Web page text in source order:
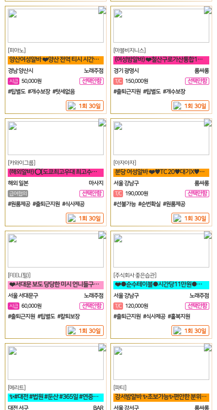
[피아노]
양산여성알바 ❤️양산 전역 티시 시간당 5만원 30세 ~ 50세❤️
경남 양산시
노래주점
시급 50,000원
선택안함
#팁별도 #개수보장 #텃세없음
1회 30일
[마블비지니스]
(여성밤알바) ❤️철산구로가산통합1등❤️신규여성모집❤️
경기 광명시
룸싸롱
T/C 150,000원
선택안함
#출퇴근지원 #팁별도 #개수보장
1회 30일
[카와이그룹]
(해외알바) ⭕[도쿄최고우대 최고수입 최고안전보장]⭕
해외 일본
마사지
급여협의
선택안함
#원룸제공 #출퇴근지원 #식사제공
1회 30일
[아자아자]
분당 여성알바 ❤️♥TC 20♥대기X♥떼초X♥분당1등♥❤️
서울 강남구
룸싸롱
T/C 190,000원
선택안함
#선불가능 #순번확실 #원룸제공
1회 30일
[FEEL(필)]
❤️서대문 보도 당당한 미시 언니들구함 초보 직장인 투잡 알바도 가능❤️
서울 서대문구
노래주점
시급 60,000원
선택안함
일
#출퇴근지원 #팁별도 #칼퇴보장
1회 30일
[주식회사 좋은습관]
❤️●순수테이블●시간당11만원●갯수보장제●❤️
서울 강남구
노래주점
T/C 120,000원
선택안함
일
#출퇴근지원 #식사제공 #홀복지원
1회 30일
[메리트]
✨#대전 #법원 #둔산 #365일 #연중무휴 #초보자환영 #당일지급 #✨
대전 서구
BAR
[파티]
강서밤알바 ✨초보가능✨편안한 분위기에서 일하실분✨
서울 강서구
룸싸롱